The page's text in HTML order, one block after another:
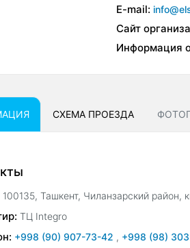
E-mail:
Сайт
Информация
СХЕМА ПРОЕЗДА
100135, Ташкент, Чиланзарский
ТЦ Integro
+998 (90) 907-73-42 , +998 (98)